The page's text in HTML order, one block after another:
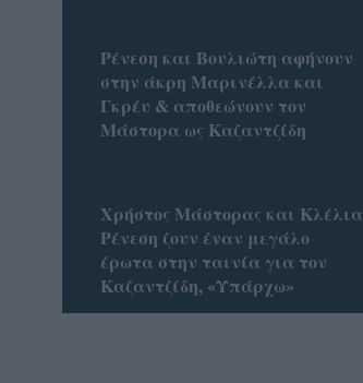
Ρένεση και Βουλιώτη αφήνουν
στην άκρη Μαρινέλλα και
Γκρέυ & αποθεώνουν τον
Μάστορα ως Καζαντζίδη
Χρήστος Μάστορας και Κλέλια
Ρένεση ζουν έναν μεγάλο
έρωτα στην ταινία για τον
Καζαντζίδη, «Υπάρχω»